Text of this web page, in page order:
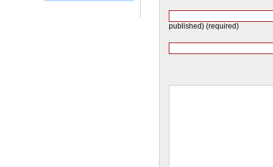
published) (required)